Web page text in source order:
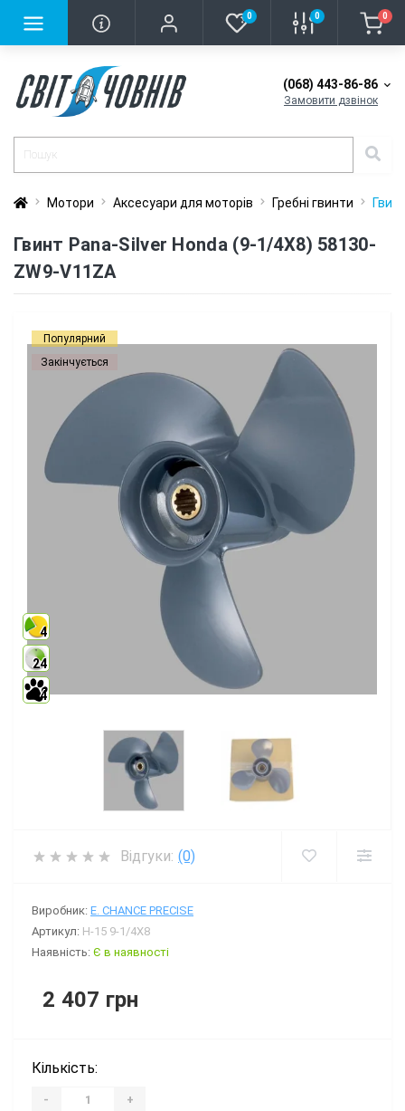
0 0 0
(068) 443-86-86
Замовити дзвінок
Мотори Аксесуари для моторів Гребні гвинти
Гвинт Pana-Silver Honda (9-1/4X8) 58130-
ZW9-V11ZA
Популярний
Закінчується
4
24
4
Відгуки: (0)
Виробник: E. CHANCE PRECISE
Артикул: H-15 9-1/4X8
Наявність: Є в наявності
2 407 грн
Кількість:
- +